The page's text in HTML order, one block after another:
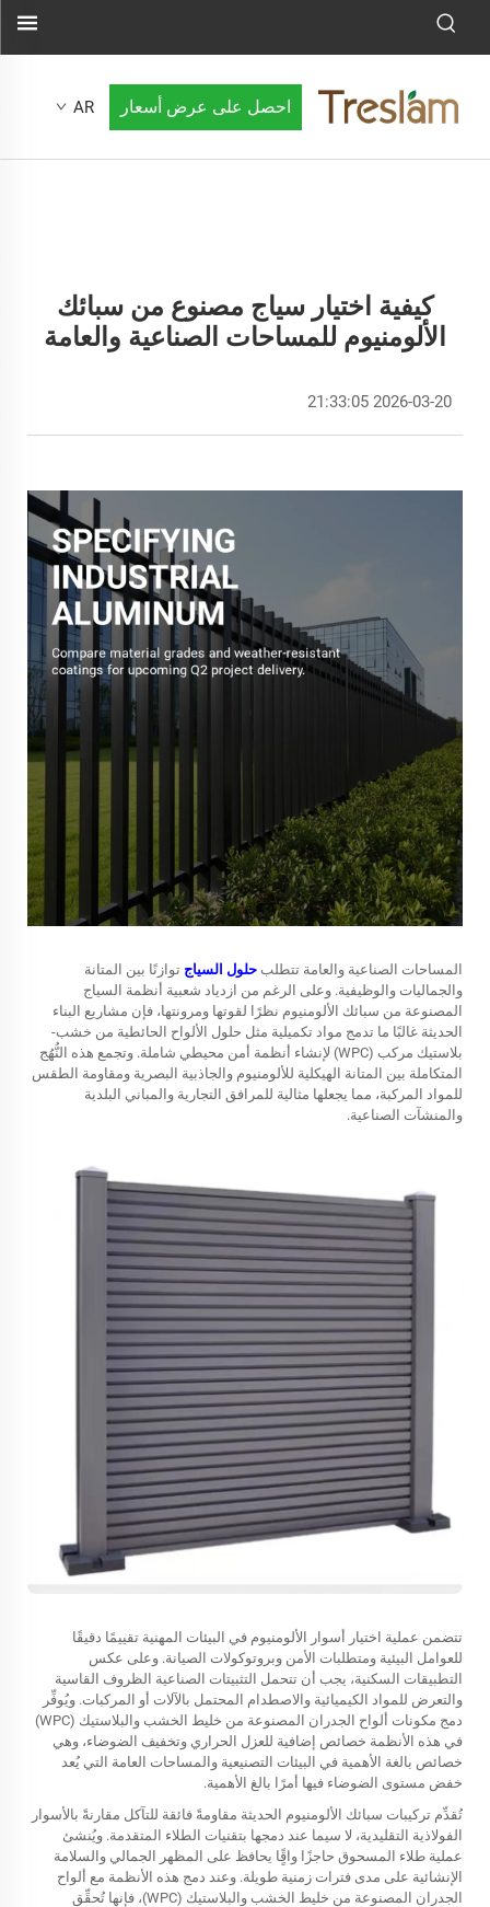
احصل على عرض أسعار AR
كيفية اختيار سياج مصنوع من سبائك
الألومنيوم للمساحات الصناعية والعامة
2026-03-20 21:33:05
المساحات الصناعية والعامة تتطلب حلول السياج توازنًا بين المتانة
والجماليات والوظيفية. وعلى الرغم من ازدياد شعبية أنظمة السياج
المصنوعة من سبائك الألومنيوم نظرًا لقوتها ومرونتها، فإن مشاريع البناء
الحديثة غالبًا ما تدمج مواد تكميلية مثل حلول الألواح الحائطية من خشب-
بلاستيك مركب (WPC) لإنشاء أنظمة أمن محيطي شاملة. وتجمع هذه النُّهُج
المتكاملة بين المتانة الهيكلية للألومنيوم والجاذبية البصرية ومقاومة الطقس
للمواد المركبة، مما يجعلها مثالية للمرافق التجارية والمباني البلدية
والمنشآت الصناعية.
تتضمن عملية اختيار أسوار الألومنيوم في البيئات المهنية تقييمًا دقيقًا
للعوامل البيئية ومتطلبات الأمن وبروتوكولات الصيانة. وعلى عكس
التطبيقات السكنية، يجب أن تتحمل التثبيتات الصناعية الظروف القاسية
والتعرض للمواد الكيميائية والاصطدام المحتمل بالآلات أو المركبات. ويُوفِّر
دمج مكونات ألواح الجدران المصنوعة من خليط الخشب والبلاستيك (WPC)
في هذه الأنظمة خصائص إضافية للعزل الحراري وتخفيف الضوضاء، وهي
خصائص بالغة الأهمية في البيئات التصنيعية والمساحات العامة التي يُعد
خفض مستوى الضوضاء فيها أمرًا بالغ الأهمية.
تُقدِّم تركيبات سبائك الألومنيوم الحديثة مقاومةً فائقة للتآكل مقارنةً بالأسوار
الفولاذية التقليدية، لا سيما عند دمجها بتقنيات الطلاء المتقدمة. ويُنشئ
عملية طلاء المسحوق حاجزًا واقًٍا يحافظ على المظهر الجمالي والسلامة
الإنشائية على مدى فترات زمنية طويلة. وعند دمج هذه الأنظمة مع ألواح
الجدران المصنوعة من خليط الخشب والبلاستيك (WPC)، فإنها تُحقِّق